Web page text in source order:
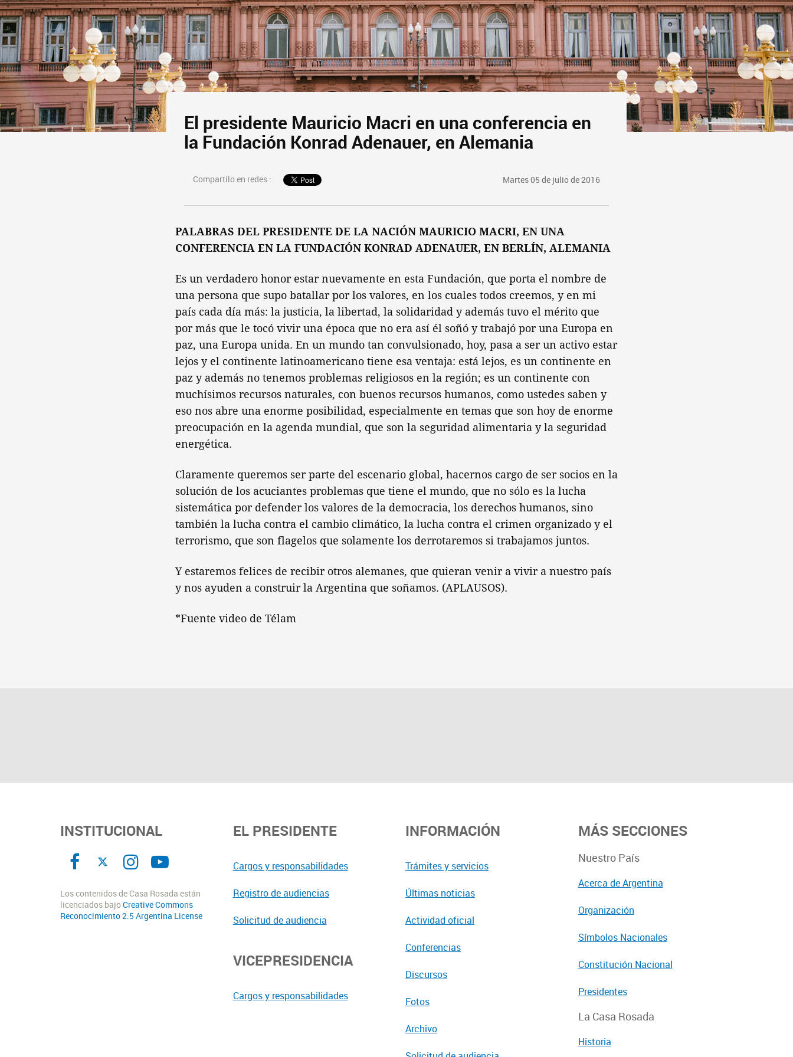
El presidente Mauricio Macri en una conferencia en
la Fundación Konrad Adenauer, en Alemania
Compartilo en redes : Martes 05 de julio de 2016
PALABRAS DEL PRESIDENTE DE LA NACIÓN MAURICIO MACRI, EN UNA
CONFERENCIA EN LA FUNDACIÓN KONRAD ADENAUER, EN BERLÍN, ALEMANIA
Es un verdadero honor estar nuevamente en esta Fundación, que porta el nombre de
una persona que supo batallar por los valores, en los cuales todos creemos, y en mi
país cada día más: la justicia, la libertad, la solidaridad y además tuvo el mérito que
por más que le tocó vivir una época que no era así él soñó y trabajó por una Europa en
paz, una Europa unida. En un mundo tan convulsionado, hoy, pasa a ser un activo estar
lejos y el continente latinoamericano tiene esa ventaja: está lejos, es un continente en
paz y además no tenemos problemas religiosos en la región; es un continente con
muchísimos recursos naturales, con buenos recursos humanos, como ustedes saben y
eso nos abre una enorme posibilidad, especialmente en temas que son hoy de enorme
preocupación en la agenda mundial, que son la seguridad alimentaria y la seguridad
energética.
Claramente queremos ser parte del escenario global, hacernos cargo de ser socios en la
solución de los acuciantes problemas que tiene el mundo, que no sólo es la lucha
sistemática por defender los valores de la democracia, los derechos humanos, sino
también la lucha contra el cambio climático, la lucha contra el crimen organizado y el
terrorismo, que son flagelos que solamente los derrotaremos si trabajamos juntos.
Y estaremos felices de recibir otros alemanes, que quieran venir a vivir a nuestro país
y nos ayuden a construir la Argentina que soñamos. (APLAUSOS).
*Fuente video de Télam
INSTITUCIONAL
Los contenidos de Casa Rosada están
licenciados bajoCreative Commons
Reconocimiento 2.5 Argentina License
EL PRESIDENTE
Cargos y responsabilidades
Registro de audiencias
Solicitud de audiencia
VICEPRESIDENCIA
Cargos y responsabilidades
INFORMACIÓN
Trámites y servicios
Últimas noticias
Actividad oficial
Conferencias
Discursos
Fotos
Archivo
MÁS SECCIONES
Nuestro País
Acerca de Argentina
Organización
Símbolos Nacionales
Constitución Nacional
Presidentes
La Casa Rosada
Historia